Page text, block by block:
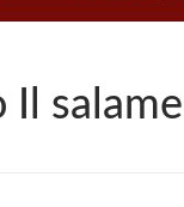
Il